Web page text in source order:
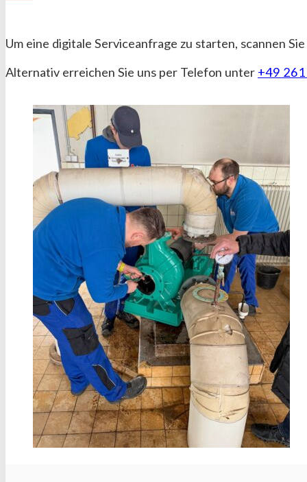
Um eine digitale Serviceanfrage zu starten, scannen
Alternativ erreichen Sie uns per Telefon unter +49